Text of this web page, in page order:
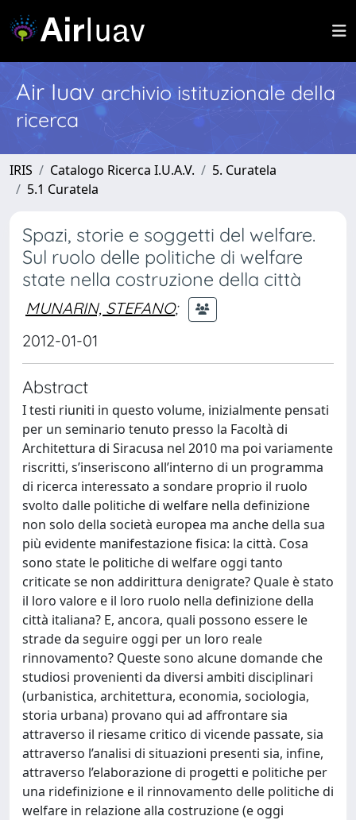
Air Iuav archivio istituzionale della
ricerca
IRIS Catalogo Ricerca I.U.A.V.
5. Curatela
5.1 Curatela
Spazi, storie e soggetti del welfare.
Sul ruolo delle politiche di welfare
state nella costruzione della città
MUNARIN, STEFANO;
2012-01-01
Abstract
I testi riuniti in questo volume, inizialmente pensati
per un seminario tenuto presso la Facoltà di
Architettura di Siracusa nel 2010 ma poi variamente
riscritti, s’inseriscono all’interno di un programma
di ricerca interessato a sondare proprio il ruolo
svolto dalle politiche di welfare nella definizione
non solo della società europea ma anche della sua
più evidente manifestazione fisica: la città. Cosa
sono state le politiche di welfare oggi tanto
criticate se non addirittura denigrate? Quale è stato
il loro valore e il loro ruolo nella definizione della
città italiana? E, ancora, quali possono essere le
strade da seguire oggi per un loro reale
rinnovamento? Queste sono alcune domande che
studiosi provenienti da diversi ambiti disciplinari
(urbanistica, architettura, economia, sociologia,
storia urbana) provano qui ad affrontare sia
attraverso il riesame critico di vicende passate, sia
attraverso l’analisi di situazioni presenti sia, infine,
attraverso l’elaborazione di progetti e politiche per
una ridefinizione e il rinnovamento delle politiche di
welfare in relazione alla costruzione (e oggi